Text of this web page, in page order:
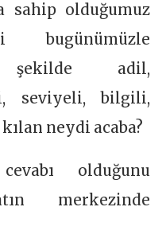
sahip olduğumuz
bugünümüzle
şekilde adil,
seviyeli, bilgili,
neydi acaba?
olduğunu
merkezinde